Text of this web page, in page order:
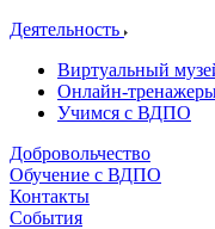
Деятельность
Виртуальный
Онлайн-
Учимся с ВДПО
Добровольчество
Обучение с ВДПО
Контакты
События